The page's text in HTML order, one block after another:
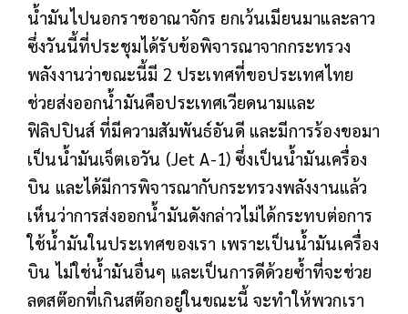
น้ำมันไปนอกราชอาณาจักร ยกเว้นเมียนมาและลาว
ซึ่งวันนี้ที่ประชุมได้รับข้อพิจารณาจากกระทรวง
พลังงานว่าขณะนี้มี 2 ประเทศที่ขอประเทศไทย
ช่วยส่งออกน้ำมันคือประเทศเวียดนามและ
ฟิลิปปินส์ ที่มีความสัมพันธ์อันดี และมีการร้องขอมา
เป็นน้ำมันเจ็ตเอวัน (Jet A-1) ซึ่งเป็นน้ำมันเครื่อง
บิน และได้มีการพิจารณากับกระทรวงพลังงานแล้ว
เห็นว่าการส่งออกน้ำมันดังกล่าวไม่ได้กระทบต่อการ
ใช้น้ำมันในประเทศของเรา เพราะเป็นน้ำมันเครื่อง
บิน ไม่ใช่น้ำมันอื่นๆ และเป็นการดีด้วยซ้ำที่จะช่วย
ลดสต๊อกที่เกินสต๊อกอยู่ในขณะนี้ จะทำให้พวกเรา